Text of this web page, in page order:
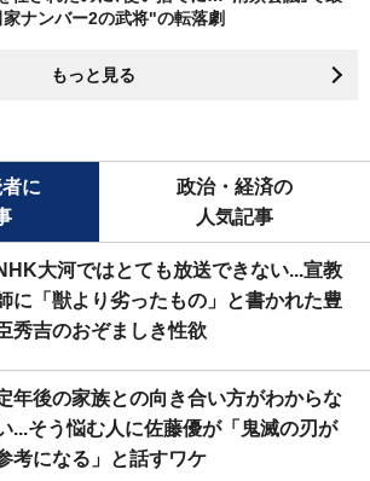
ナンバー2の武将"の転落劇
もっと見る
に
政治・経済の
人気記事
大河ではとても放送できない...宣教
に「獣より劣ったもの」と書かれた豊
秀吉のおぞましき性欲
年後の家族との向き合い方がわからな
...そう悩む人に佐藤優が「鬼滅の刃が
考になる」と話すワケ